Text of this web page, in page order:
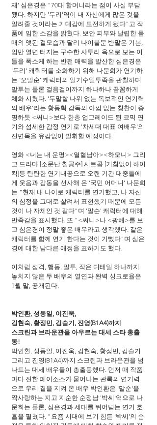
재’ 심은경은 "70대 할머니라는 점이 사실 부담
됐다. 하지만 '두리'역이 내 자신에게 많은 것을
알려줄 것이라는 기대감에 도전하게 됐다"고 작
품에 임한 소감을 밝혔다. 뽀얀 피부와 날렵한 몸
매의 앳된 겉모습과 달리 나이불문 반말은 기본,
입만 열면 터지는 구수한 사투리 욕으로 보는 이
들을 폭소케 하는 반전 매력을 발산한 심은경은
'두리' 캐릭터를 소화하기 위해 나문희가 연기하
는 ‘오말순’ 캐릭터의 일거수일투족을 관찰하며
말투는 물론 걸음걸이까지 하나하나 꼼꼼하게
체화 시켰다. '두말할 나위 없는 독보적인 연기력
의 배우'라는 황동혁 감독의 아낌 없는 칭찬이 증
명하듯 <써니>보다 한층 업그레이드 된 코믹 연
기와 섬세한 감정 연기로 '차세대 대표 여배우'의
진면목을 유감없이 발휘할 예정이다.
영화 <너는 내 운명><열혈남아><하모니> 그리
고 드라마 [소문난 칠공주] 시트콤 [거침없이 하이
킥]등 탄탄한 연기내공으로 오랜 기간 대중들에
게 웃음과 감동을 선사해 온 ‘국민 어머니’ 나문희
는 "현재 내 나이로 캐릭터를 연기했고, 나 자신
의 심정을 그대로 살려서 표현했기 때문에 모든
것이 나 자체인 것 같다"며 '말순' 캐릭터에 대해
만족감을 표시했다. 또 "<써니>나 <광해>를 보
고 심은경이 정말 좋은 배우라고 생각했다. 같은
캐릭터를 함께 연기 한다는 것이 기뻤다"며 심은
경에 대한 남다른 애정을 표하기도 했다.
이처럼 성격, 행동, 말투, 작은 디테일 하나까지
놓치지 않은 두 배우의 열연과 완벽 싱크로율은
1월 말, 공개된다.
박인환, 성동일, 이진욱,
김현숙, 황정민, 김슬기, 진영(B1A4)까지
스크린과 브라운관을 아우르는 대세 스타 총출
동!
박인환, 성동일, 이진욱, 김현숙, 황정민, 김슬기
그리고 진영(B1A4)까지 스크린과 브라운관을 넘
나드는 대세 배우들이 총출동했다. 먼저 매 작품
마다 진한 페이소스가 묻어나는 관록의 연기력
으로 우리 곁을 지켜 온 배우 박인환은 '말순'을
짝사랑하는 지고 지순한 순정남 '박씨'역으로 나
문희는 물론, 심은경과 세대를 뛰어넘는 연기 호
흡을 펼쳤다. "요즘 시대에 보기 힘든 '박씨'의 순